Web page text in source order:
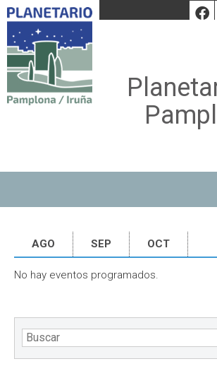
AGO SEP OCT
No hay eventos programados.